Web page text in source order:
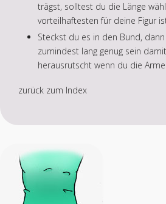
trägst, solltest du die Länge
vorteilhaftesten für deine Figur
Steckst du es in den Bund,
zumindest lang genug sein
herausrutscht wenn du die
zurück zum Index